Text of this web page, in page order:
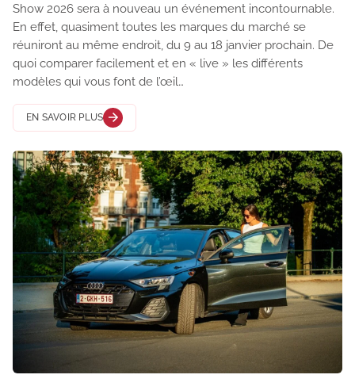
Show 2026 sera à nouveau un événement incontournable.
En effet, quasiment toutes les marques du marché se
réuniront au même endroit, du 9 au 18 janvier prochain. De
quoi comparer facilement et en « live » les différents
modèles qui vous font de l’œil…
EN SAVOIR PLUS